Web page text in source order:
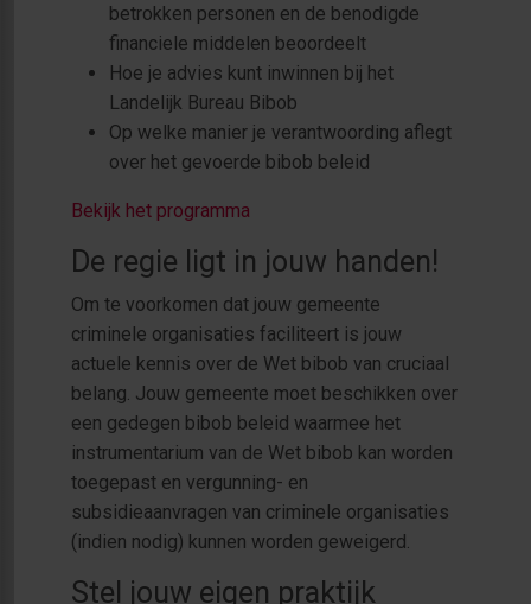
betrokken personen en de benodigde
financiele middelen beoordeelt
Hoe je advies kunt inwinnen bij het
Landelijk Bureau Bibob
Op welke manier je verantwoording aflegt
over het gevoerde bibob beleid
Bekijk het programma
De regie ligt in jouw handen!
Om te voorkomen dat jouw gemeente
criminele organisaties faciliteert is jouw
actuele kennis over de Wet bibob van cruciaal
belang. Jouw gemeente moet beschikken over
een gedegen bibob beleid waarmee het
instrumentarium van de Wet bibob kan worden
toegepast en vergunning- en
subsidieaanvragen van criminele organisaties
(indien nodig) kunnen worden geweigerd.
Stel jouw eigen praktijk